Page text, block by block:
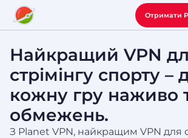
Отримати
Найкращий VPN
стрімінгу спорту –
кожну гру наживо
обмежень.
З Planet VPN, найкращим VPN для